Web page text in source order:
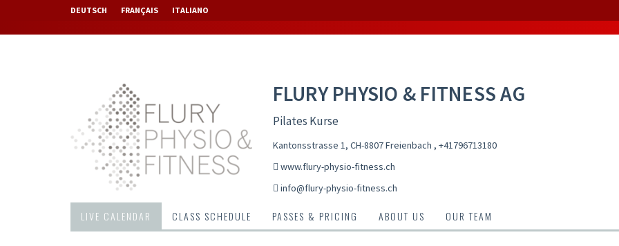
DEUTSCH FRANÇAIS ITALIANO
FLURY PHYSIO & FITNESS AG
Pilates Kurse
Kantonsstrasse 1, CH-8807 Freienbach , +41796713180
www.flury-physio-fitness.ch
info@flury-physio-fitness.ch
LIVE CALENDAR CLASS SCHEDULE PASSES & PRICING ABOUT US OUR TEAM